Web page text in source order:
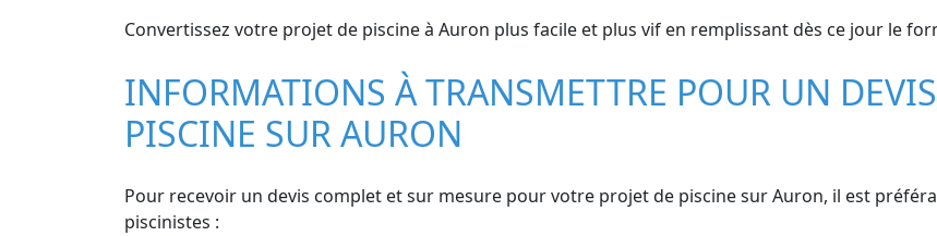
Convertissez votre projet de piscine à Auron plus facile et plus vif en remplissant dès ce jour le
INFORMATIONS À TRANSMETTRE POUR UN
PISCINE SUR AURON
Pour recevoir un devis complet et sur mesure pour votre projet de piscine sur Auron, il est
piscinistes :